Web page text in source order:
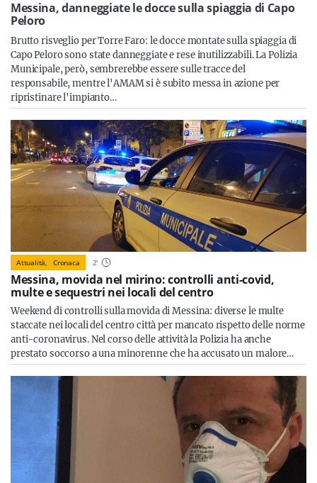
Servizi
Resta sempre aggiornato con le ultime news, iscriviti alla
nostra newsletter
Iscriviti
Messina, danneggiate le docce sulla spiaggia di Capo
Peloro
Brutto risveglio per Torre Faro: le docce montate sulla spiaggia di
Capo Peloro sono state danneggiate e rese inutilizzabili. La Polizia
Municipale, però, sembrerebbe essere sulle tracce del
responsabile, mentre l'AMAM si è subito messa in azione per
ripristinare l'impianto…
Attualità, Cronaca 2'
Messina, movida nel mirino: controlli anti-covid,
multe e sequestri nei locali del centro
Weekend di controlli sulla movida di Messina: diverse le multe
staccate nei locali del centro città per mancato rispetto delle norme
anti-coronavirus. Nel corso delle attività la Polizia ha anche
prestato soccorso a una minorenne che ha accusato un malore…